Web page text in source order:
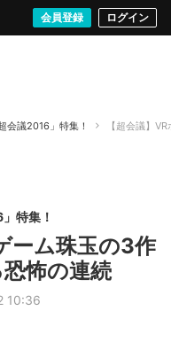
会員登録 ログイン
音楽・映像 ゲームストリート
会議2016」特集！ 【超会議】
特集！
ーム珠玉の3作
怖の連続
10:36